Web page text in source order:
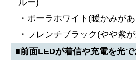
ルー)
・ポーラホワイト(暖かみが
・フレンチブラック(やや紫
■前面LEDが着信や充電を光